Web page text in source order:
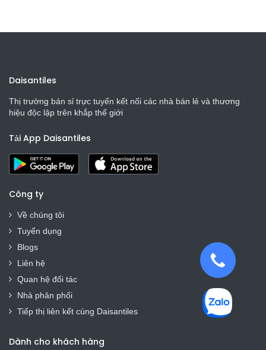
Daisantiles
Thị trường bán sỉ trực tuyến kết nối các nhà bán lẻ và thương
hiệu độc lập trên khắp thế giới
Tải App Daisantiles
Công ty
Về chúng tôi
Tuyển dụng
Blogs
Liên hệ
Quan hệ đối tác
Nhà phân phối
Tiếp thị liên kết cùng Daisantiles
Dành cho khách hàng